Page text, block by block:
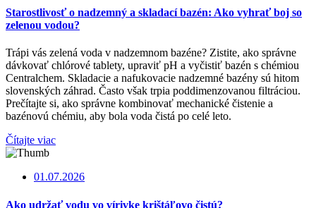
Starostlivosť o nadzemný a skladací bazén: Ako vyhrať boj so
zelenou vodou?
Trápi vás zelená voda v nadzemnom bazéne? Zistite, ako správne
dávkovať chlórové tablety, upraviť pH a vyčistiť bazén s chémiou
Centralchem. Skladacie a nafukovacie nadzemné bazény sú hitom
slovenských záhrad. Často však trpia poddimenzovanou filtráciou.
Prečítajte si, ako správne kombinovať mechanické čistenie a
bazénovú chémiu, aby bola voda čistá po celé leto.
Čítajte viac
01.07.2026
Ako udržať vodu vo vírivke krištáľovo čistú?